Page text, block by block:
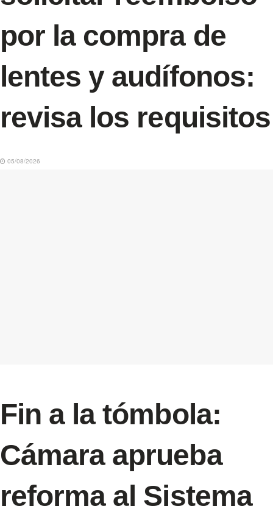
por la compra de
lentes y audífonos:
revisa los requisitos
05/08/2026
Fin a la tómbola:
Cámara aprueba
reforma al Sistema